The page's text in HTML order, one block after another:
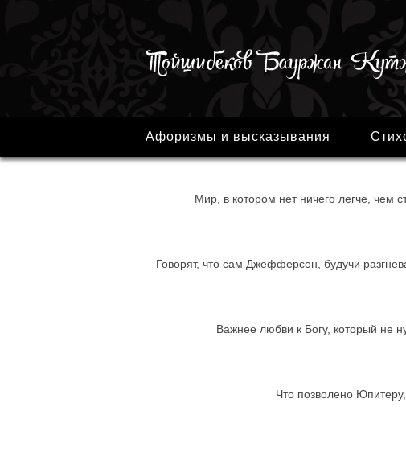
Афоризмы и высказывания
Мир, в котором нет ничего легче, чем
Говорят, что сам Джефферсон, будучи
Важнее любви к Богу, который не
Что позволено